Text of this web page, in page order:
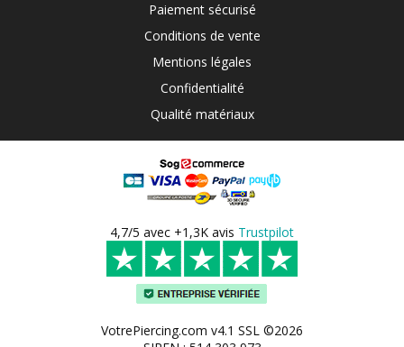
Paiement sécurisé
Conditions de vente
Mentions légales
Confidentialité
Qualité matériaux
4,7/5 avec +1,3K avis Trustpilot
VotrePiercing.com v4.1 SSL ©2026